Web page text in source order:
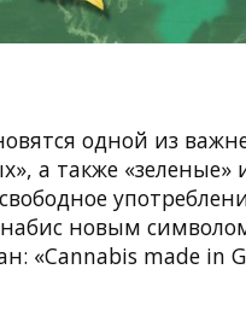
одной из
а также «зеленые»
новым
«Cannabis made in